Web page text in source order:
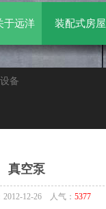
于远洋 装配式房屋
备
真空泵
2012-12-26 人气： 5377